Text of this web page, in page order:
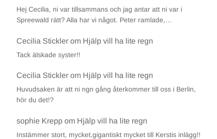
Hej Cecilia, ni var tillsammans och jag antar att ni var i
Spreewald rätt? Alla har vi något. Peter ramlade,…
Cecilia Sticklerom Hjälp vill ha lite regn
Tack älskade syster!!
Cecilia Sticklerom Hjälp vill ha lite regn
Huvudsaken är att ni ngn gång återkommer till oss i Berlin,
hör du det!?
sophie Kreppom Hjälp vill ha lite regn
Instämmer stort, mycket,gigantiskt mycket till Kerstis inlägg!!